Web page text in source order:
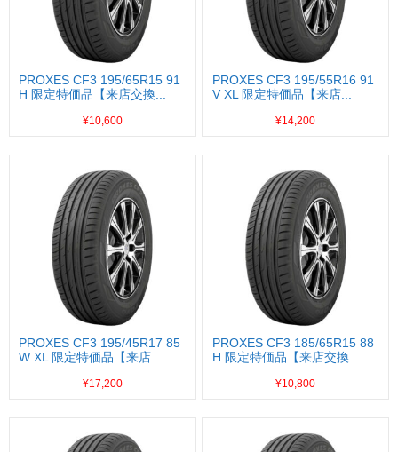
PROXES CF3 195/65R15 91
H 限定特価品【来店交換...
¥10,600
PROXES CF3 195/55R16 91
V XL 限定特価品【来店...
¥14,200
PROXES CF3 195/45R17 85
W XL 限定特価品【来店...
¥17,200
PROXES CF3 185/65R15 88
H 限定特価品【来店交換...
¥10,800